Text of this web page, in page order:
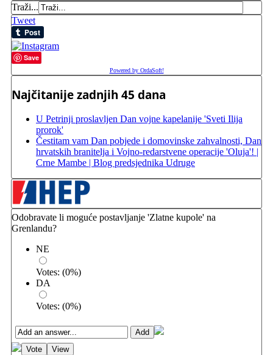
Traži...
Tweet
Save
Powered by OrdaSoft!
Najčitanije zadnjih 45 dana
U Petrinji proslavljen Dan vojne kapelanije 'Sveti Ilija
prorok'
Čestitam vam Dan pobjede i domovinske zahvalnosti, Dan
hrvatskih branitelja i Vojno-redarstvene operacije 'Oluja'! |
Crne Mambe | Blog predsjednika Udruge
Odobravate li moguće postavljanje 'Zlatne kupole' na
Grenlandu?
NE
Votes: (0%)
DA
Votes: (0%)